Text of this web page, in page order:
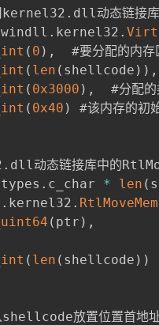
kernel32 . dll动态链接
windll . kernel32 .
( 0 ) ,
#要分配的内存
( len ( shellcode ) ) ,
( 0x3000 ) ,
#分配的
( 0x40 ) #该内存的初
. dll动态链接库中的
. c_char * len (
. kernel32 .
( ptr ) ,
( len ( shellcode ) )
shellcode放置位置首地